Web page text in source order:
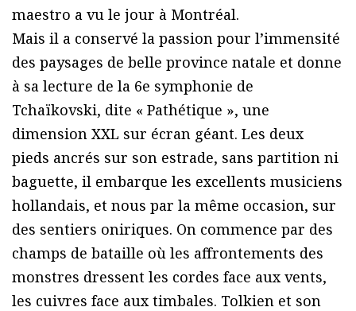
maestro a vu le jour à Montréal.
Mais il a conservé la passion pour l’immensité
des paysages de belle province natale et donne
à sa lecture de la 6e symphonie de
Tchaïkovski, dite « Pathétique », une
dimension XXL sur écran géant. Les deux
pieds ancrés sur son estrade, sans partition ni
baguette, il embarque les excellents musiciens
hollandais, et nous par la même occasion, sur
des sentiers oniriques. On commence par des
champs de bataille où les affrontements des
monstres dressent les cordes face aux vents,
les cuivres face aux timbales. Tolkien et son